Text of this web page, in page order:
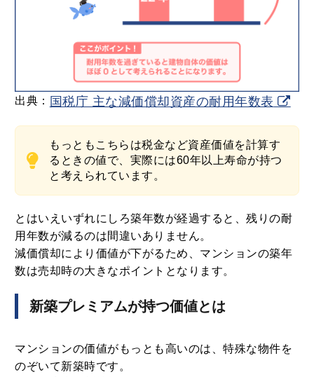
出典： 国税庁 主な減価償却資産の耐用年数表
もっともこちらは税金など資産価値を計算す
るときの値で、実際には60年以上寿命が持つ
と考えられています。
とはいえいずれにしろ築年数が経過すると、残りの耐
用年数が減るのは間違いありません。
減価償却により価値が下がるため、マンションの築年
数は売却時の大きなポイントとなります。
新築プレミアムが持つ価値とは
マンションの価値がもっとも高いのは、特殊な物件を
のぞいて新築時です。